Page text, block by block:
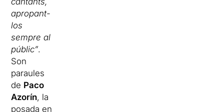
apropant-
los
sempre al
públic”.
Son
paraules
de Paco
Azorín, la
posada en